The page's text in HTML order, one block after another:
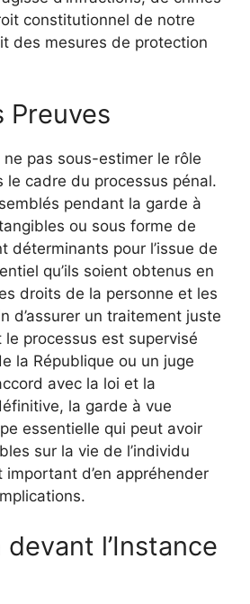
constitutionnel de notre
des mesures de protection
Preuves
pas sous-estimer le rôle
le cadre du processus pénal.
pendant la garde à
ou sous forme de
déterminants pour l’issue de
qu’ils soient obtenus en
droits de la personne et les
d’assurer un traitement juste
processus est supervisé
la République ou un juge
avec la loi et la
la garde à vue
essentielle qui peut avoir
sur la vie de l’individu
d’en appréhender
l’Instance